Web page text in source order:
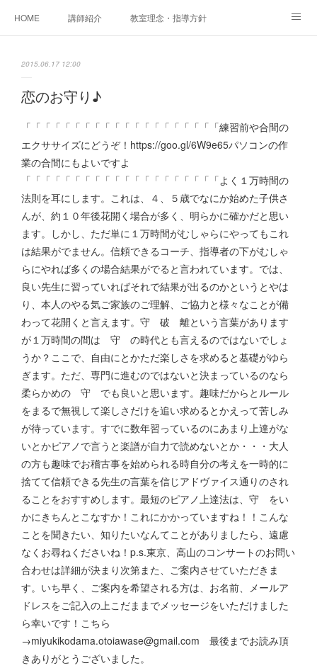
HOME 講師紹介 教室理念・指導方針
ご相談・体験レッスンお申し込み
アクセス 演奏スケジュール
2015.06.17 12:00
恋のお守り♪
「「「「「「「「「「「「「「「「「「「「練習前や合間の
エクササイズにどうぞ！https://goo.gl/6W9e65パソコンの作
業の合間にもよいですよ
「「「「「「「「「「「「「「「「「「「「よく１万時間の
法則を耳にします。これは、４、５歳でなにか始めた子供さ
んが、約１０年後花開く場合が多く、明らかに確かだと思い
ます。しかし、ただ単に１万時間がむしゃらにやってもこれ
は結果がでません。信頼できるコーチ、指導者の下がむしゃ
らにやれば多くの場合結果がでると言われています。では、
良い先生に習っていればそれで結果が出るのかというとやは
り、本人のやる気ご家族のご理解、ご協力と様々なことが備
わって花開くと言えます。守 破 離という言葉があります
が１万時間の間は 守 の時代とも言えるのではないでしょ
うか？ここで、自由にとかただ楽しさを求めると基礎がゆら
ぎます。ただ、専門に進むのではないと決まっているのなら
柔らかめの 守 でも良いと思います。趣味だからとルール
をまるで無視して楽しさだけを追い求めるとかえって苦しみ
が待っています。すでに数年習っているのにあまり上達がな
いとかピアノで言うと楽譜が自力で読めないとか・・・大人
の方も趣味でお稽古事を始められる時自分の考えを一時的に
捨てて信頼できる先生の言葉を信じアドヴァイス通りのされ
ることをおすすめします。最短のピアノ上達法は、守 をい
かにきちんとこなすか！これにかかっていますね！！こんな
ことを聞きたい、知りたいなんてことがありましたら、遠慮
なくお尋ねくださいね！p.s.東京、高山のコンサートのお問い
合わせは詳細が決まり次第また、ご案内させていただきま
す。いち早く、ご案内を希望される方は、お名前、メールア
ドレスをご記入の上こだままでメッセージをいただけました
ら幸いです！こちら
→miyukikodama.otoiawase@gmail.com 最後までお読み頂
きありがとうございました。